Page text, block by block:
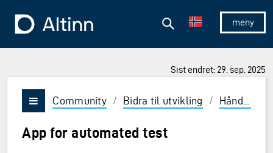
Vis/skjul
Søk
Sist endret: 29. sep. 2025
Vis/skjul meny
Community / Bidra til utvikling / Håndbok
App for automated test